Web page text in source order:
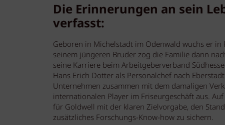
Die Erinnerungen an sein
verfasst:
Geboren in Michelstadt im Odenwald wuchs er
seinem jüngeren Bruder zog die Familie dann
seine Karriere beim Arbeitgeberverband
Hans Erich Dotter als Personalchef nach
Unternehmen zusammen mit dem damaligen
internationalen Player im Friseurgeschäft aus.
für Goldwell mit der klaren Zielvorgabe, den
zusätzliches Forschungs-Know-how zu sichern.